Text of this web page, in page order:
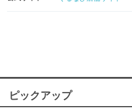
ピックアップ